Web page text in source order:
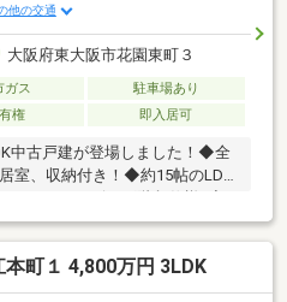
他の交通
大阪府東大阪市花園東町３
ガス
駐車場あり
権 即入居可
中古戸建が登場しました！◆全
室、収納付き！◆約15帖のLDK
収納力のあるロフトもございま
化にも対応できる屋根付き！◆
ーポート◆リフォーム内容新
)外壁再塗装(R５年)リフォーム
町１ 4,800万円 3LDK